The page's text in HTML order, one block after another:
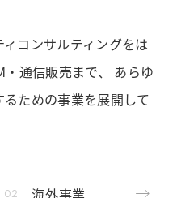
コンサルティングをは
・通信販売まで、 あらゆ
ための事業を展開して
海外事業